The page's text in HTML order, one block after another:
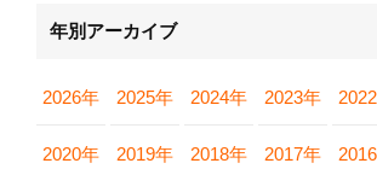
年別アーカイブ
2026年 2025年 2024年 2023年
2020年 2019年 2018年 2017年